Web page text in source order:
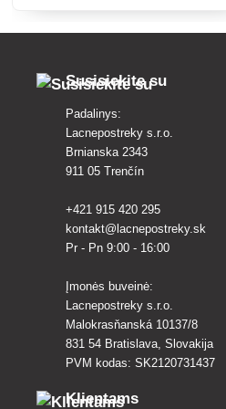
Susisiekite su
Padalinys:
Lacnepostreky s.r.o.
Brnianska 2343
911 05 Trenčín
+421 915 420 295
kontakt@lacnepostreky.sk
Pr - Pn 9:00 - 16:00
Įmonės buveinė:
Lacnepostreky s.r.o.
Malokrasňanská 10137/8
831 54 Bratislava, Slovakija
PVM kodas: SK2120731437
Klientams